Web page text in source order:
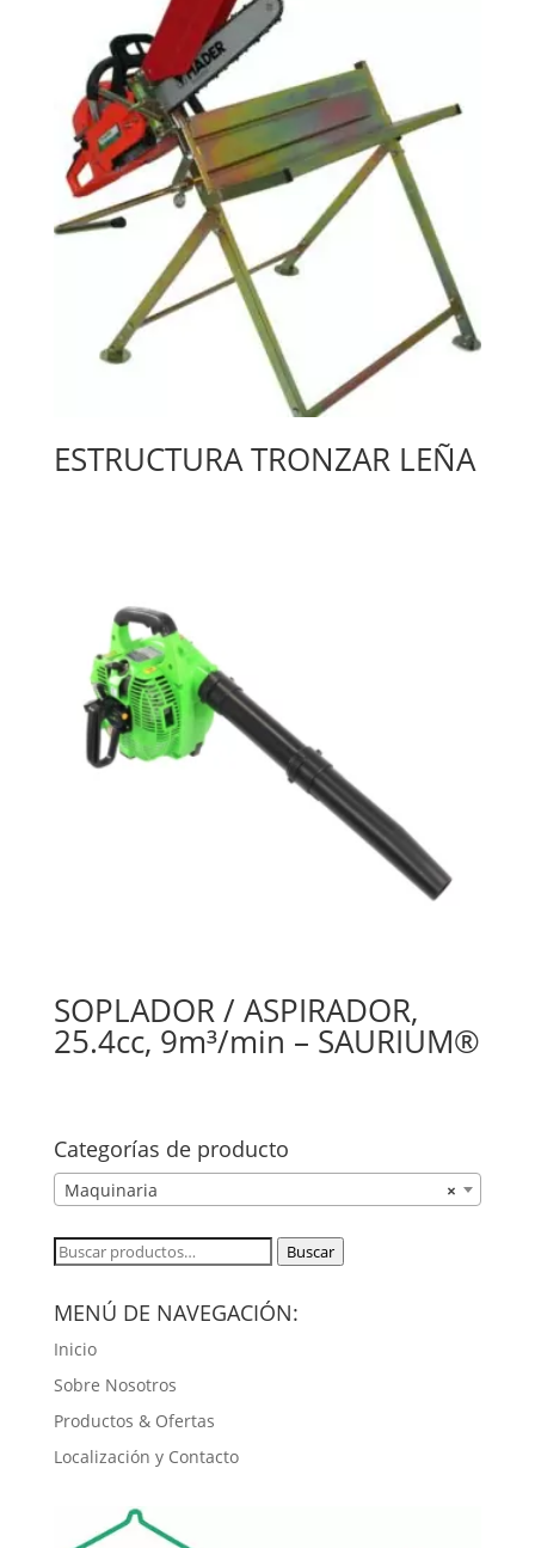
ESTRUCTURA TRONZAR LEÑA
SOPLADOR / ASPIRADOR,
25.4cc, 9m³/min – SAURIUM®
Categorías de producto
×
Maquinaria
Buscar
Buscar
MENÚ DE NAVEGACIÓN:
Inicio
Sobre Nosotros
Productos & Ofertas
Localización y Contacto